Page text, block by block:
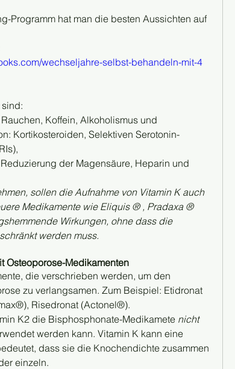
Programm hat man die besten Aussichten auf
wechseljahre-selbst-behandeln-mit-4
Koffein, Alkoholismus und
Kortikosteroiden, Selektiven Serotonin-
der Magensäure, Heparin und
sollen die Aufnahme von Vitamin K auch
Medikamente wie Eliquis ® , Pradaxa ®
Wirkungen, ohne dass die
werden muss.
Osteoporose-Medikamenten
die verschrieben werden, um den
zu verlangsamen. Zum Beispiel: Etidronat
Risedronat (Actonel®).
K2 die Bisphosphonate-Medikamete nicht
dass sie die Knochendichte zusammen
einzeln.